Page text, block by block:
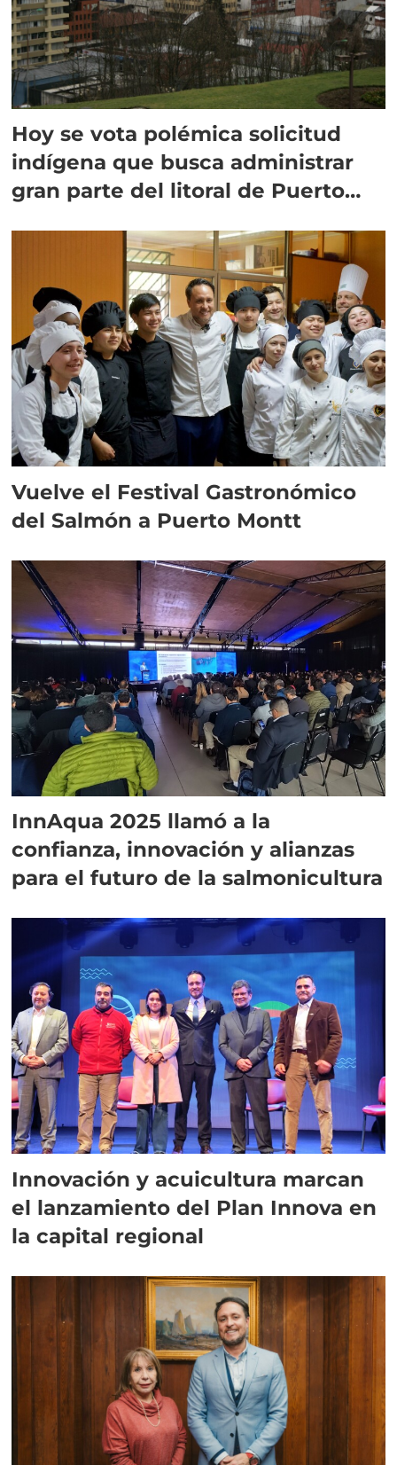
Hoy se vota polémica solicitud
indígena que busca administrar
gran parte del litoral de Puerto
Vuelve el Festival Gastronómico
del Salmón a Puerto Montt
InnAqua 2025 llamó a la
confianza, innovación y alianzas
para el futuro de la salmonicultura
Innovación y acuicultura marcan
el lanzamiento del Plan Innova en
la capital regional